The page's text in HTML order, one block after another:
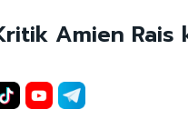
Amien